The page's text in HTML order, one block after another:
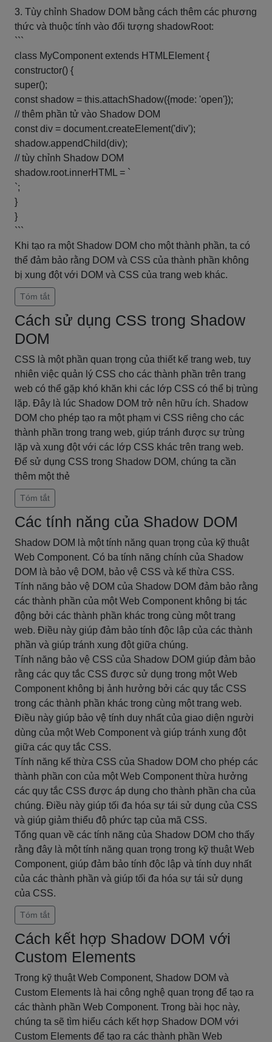
3. Tùy chỉnh Shadow DOM bằng cách thêm các phương
thức và thuộc tính vào đối tượng shadowRoot:
```
class MyComponent extends HTMLElement {
constructor() {
super();
const shadow = this.attachShadow({mode: 'open'});
// thêm phần tử vào Shadow DOM
const div = document.createElement('div');
shadow.appendChild(div);
// tùy chỉnh Shadow DOM
shadow.root.innerHTML = `
`;
}
}
```
Khi tạo ra một Shadow DOM cho một thành phần, ta có
thể đảm bảo rằng DOM và CSS của thành phần không
bị xung đột với DOM và CSS của trang web khác.
Tóm tắt
Cách sử dụng CSS trong Shadow
DOM
CSS là một phần quan trọng của thiết kế trang web, tuy
nhiên việc quản lý CSS cho các thành phần trên trang
web có thể gặp khó khăn khi các lớp CSS có thể bị trùng
lặp. Đây là lúc Shadow DOM trở nên hữu ích. Shadow
DOM cho phép tạo ra một phạm vi CSS riêng cho các
thành phần trong trang web, giúp tránh được sự trùng
lặp và xung đột với các lớp CSS khác trên trang web.
Để sử dụng CSS trong Shadow DOM, chúng ta cần
thêm một thẻ
Tóm tắt
Các tính năng của Shadow DOM
Shadow DOM là một tính năng quan trọng của kỹ thuật
Web Component. Có ba tính năng chính của Shadow
DOM là bảo vệ DOM, bảo vệ CSS và kế thừa CSS.
Tính năng bảo vệ DOM của Shadow DOM đảm bảo rằng
các thành phần của một Web Component không bị tác
động bởi các thành phần khác trong cùng một trang
web. Điều này giúp đảm bảo tính độc lập của các thành
phần và giúp tránh xung đột giữa chúng.
Tính năng bảo vệ CSS của Shadow DOM giúp đảm bảo
rằng các quy tắc CSS được sử dụng trong một Web
Component không bị ảnh hưởng bởi các quy tắc CSS
trong các thành phần khác trong cùng một trang web.
Điều này giúp bảo vệ tính duy nhất của giao diện người
dùng của một Web Component và giúp tránh xung đột
giữa các quy tắc CSS.
Tính năng kế thừa CSS của Shadow DOM cho phép các
thành phần con của một Web Component thừa hưởng
các quy tắc CSS được áp dụng cho thành phần cha của
chúng. Điều này giúp tối đa hóa sự tái sử dụng của CSS
và giúp giảm thiểu độ phức tạp của mã CSS.
Tổng quan về các tính năng của Shadow DOM cho thấy
rằng đây là một tính năng quan trọng trong kỹ thuật Web
Component, giúp đảm bảo tính độc lập và tính duy nhất
của các thành phần và giúp tối đa hóa sự tái sử dụng
của CSS.
Tóm tắt
Cách kết hợp Shadow DOM với
Custom Elements
Trong kỹ thuật Web Component, Shadow DOM và
Custom Elements là hai công nghệ quan trọng để tạo ra
các thành phần Web Component. Trong bài học này,
chúng ta sẽ tìm hiểu cách kết hợp Shadow DOM với
Custom Elements để tạo ra các thành phần Web